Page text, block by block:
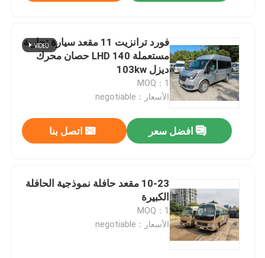
المنتجات
فورد ترانزيت 11 مقعد سيارة تجارية
مستعملة LHD 140 حصان محرك
ديزل 103kw
MOQ：1
الأسعار：negotiable
افضل سعر اتصل بنا
10-23 مقعد حافلة نموذجية الحافلة
الكبيرة
MOQ：1
الأسعار：negotiable